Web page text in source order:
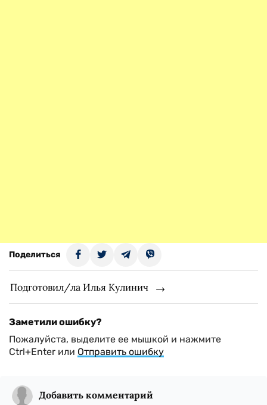
Поделиться
Подготовил/ла Илья Кулинич
Заметили ошибку?
Пожалуйста, выделите ее мышкой и нажмите
Ctrl+Enter или Отправить ошибку
Добавить комментарий